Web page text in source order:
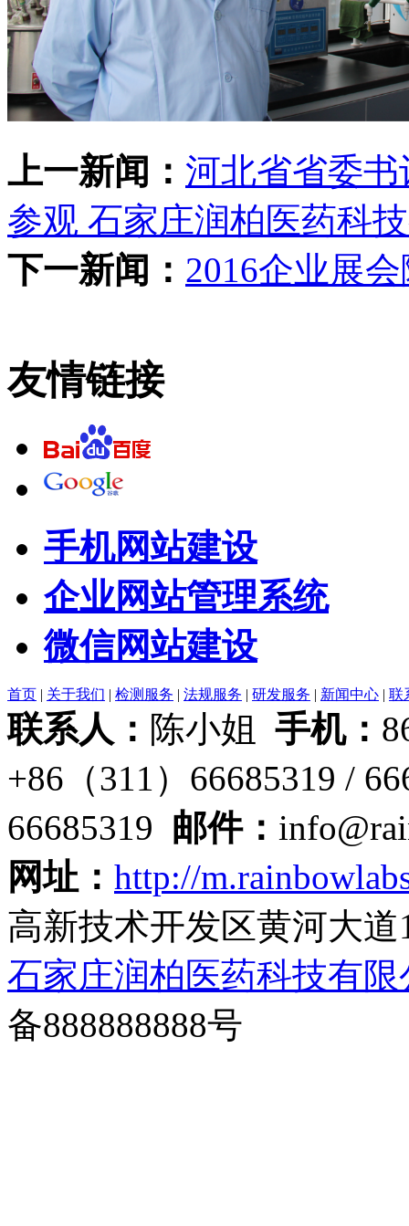
上一新闻： 河北省省委
参观 石家庄润柏医药科
下一新闻： 2016企业展
友情链接
手机网站建设
企业网站管理系统
微信网站建设
首页 | 关于我们 | 检测服务 | 法规服务 | 研发服务 | 新闻中心 | 联
联系人： 陈小姐 手机：
+86（311）66685319 /
66685319 邮件：
网址： http://
高新技术开发区黄河大
石家庄润柏医药科技有限
备888888888号